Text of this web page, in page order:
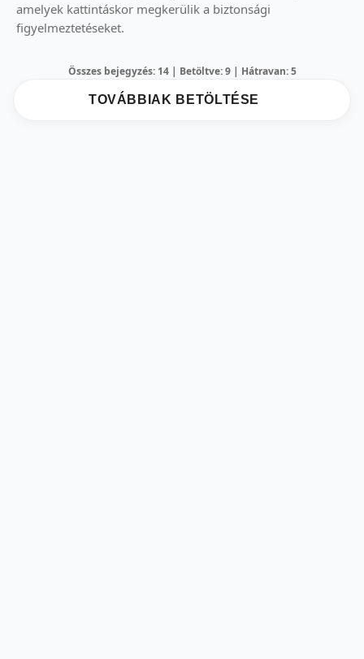
amelyek kattintáskor megkerülik a biztonsági
figyelmeztetéseket.
Összes bejegyzés: 14 | Betöltve: 9 | Hátravan: 5
TOVÁBBIAK BETÖLTÉSE